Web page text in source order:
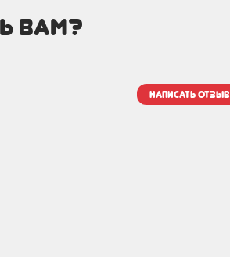
вам?
написать отзыв